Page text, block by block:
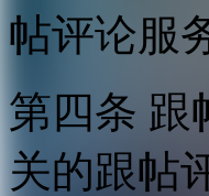
帖评论服
第四条 跟
关的跟帖